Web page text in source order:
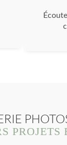
PROJETS